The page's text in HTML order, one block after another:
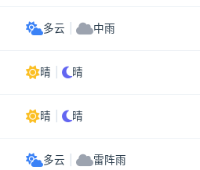
多云 中雨
晴 晴
晴 晴
多云 雷阵雨